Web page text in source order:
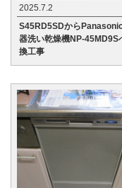
2025.7.2
S45RD5SDから
器洗い乾燥機NP-45MD9S
換工事